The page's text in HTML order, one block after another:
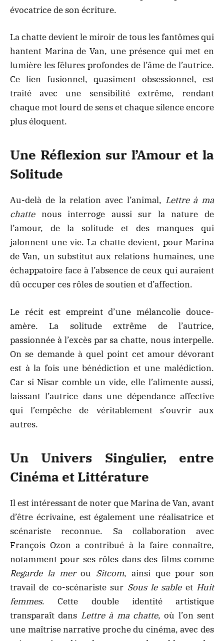
évocatrice de son écriture.
La chatte devient le miroir de tous les fantômes qui
hantent Marina de Van, une présence qui met en
lumière les fêlures profondes de l’âme de l’autrice.
Ce lien fusionnel, quasiment obsessionnel, est
traité avec une sensibilité extrême, rendant
chaque mot lourd de sens et chaque silence encore
plus éloquent.
Une Réflexion sur l’Amour et la
Solitude
Au-delà de la relation avec l’animal, Lettre à ma
chattenous interroge aussi sur la nature de
l’amour, de la solitude et des manques qui
jalonnent une vie. La chatte devient, pour Marina
de Van, un substitut aux relations humaines, une
échappatoire face à l’absence de ceux qui auraient
dû occuper ces rôles de soutien et d’affection.
Le récit est empreint d’une mélancolie douce-
amère. La solitude extrême de l’autrice,
passionnée à l’excès par sa chatte, nous interpelle.
On se demande à quel point cet amour dévorant
est à la fois une bénédiction et une malédiction.
Car si Nisar comble un vide, elle l’alimente aussi,
laissant l’autrice dans une dépendance affective
qui l’empêche de véritablement s’ouvrir aux
autres.
Un Univers Singulier, entre
Cinéma et Littérature
Il est intéressant de noter que Marina de Van, avant
d’être écrivaine, est également une réalisatrice et
scénariste reconnue. Sa collaboration avec
François Ozon a contribué à la faire connaître,
notamment pour ses rôles dans des films comme
Regarde la merou Sitcom, ainsi que pour son
travail de co-scénariste sur Sous le sableet Huit
femmes. Cette double identité artistique
transparaît dans Lettre à ma chatte, où l’on sent
une maîtrise narrative proche du cinéma, avec des